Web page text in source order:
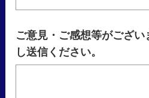
ご意見・ご感想等がござ
し送信ください。